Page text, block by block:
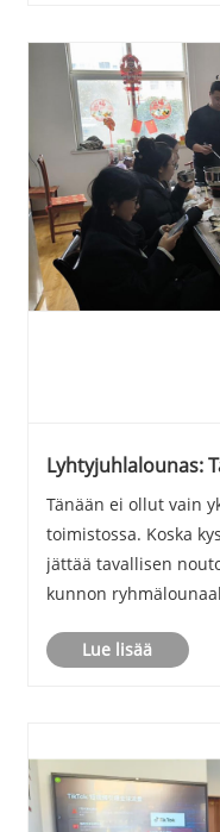
Lyhtyjuhlalounas:
Tänään ei ollut vain
toimistossa. Koska
jättää tavallisen
kunnon
Lue lisää